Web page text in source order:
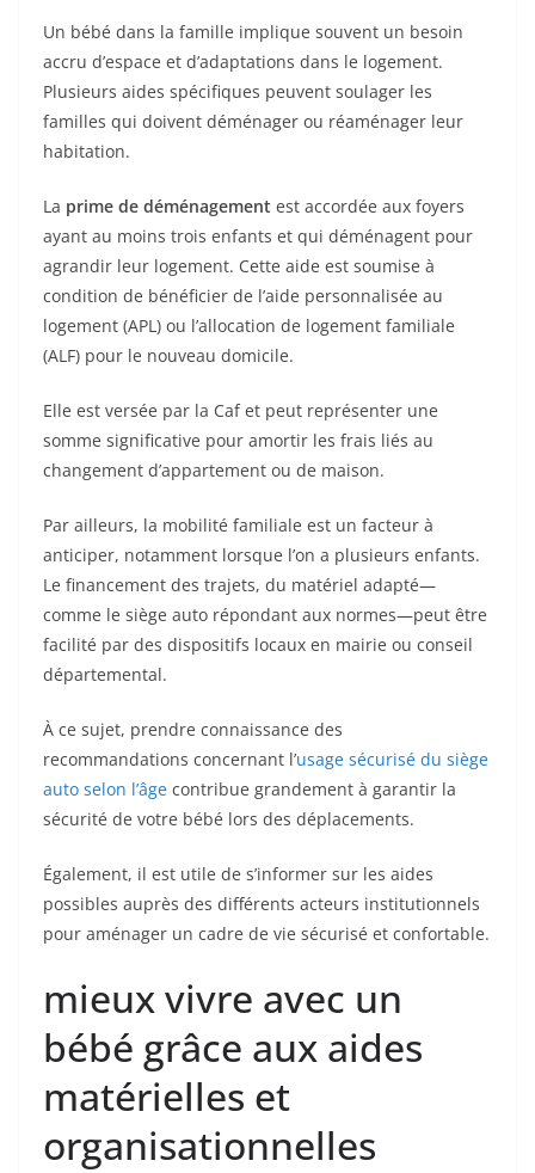
Un bébé dans la famille implique souvent un besoin
accru d’espace et d’adaptations dans le logement.
Plusieurs aides spécifiques peuvent soulager les
familles qui doivent déménager ou réaménager leur
habitation.
La prime de déménagement est accordée aux foyers
ayant au moins trois enfants et qui déménagent pour
agrandir leur logement. Cette aide est soumise à
condition de bénéficier de l’aide personnalisée au
logement (APL) ou l’allocation de logement familiale
(ALF) pour le nouveau domicile.
Elle est versée par la Caf et peut représenter une
somme significative pour amortir les frais liés au
changement d’appartement ou de maison.
Par ailleurs, la mobilité familiale est un facteur à
anticiper, notamment lorsque l’on a plusieurs enfants.
Le financement des trajets, du matériel adapté—
comme le siège auto répondant aux normes—peut être
facilité par des dispositifs locaux en mairie ou conseil
départemental.
À ce sujet, prendre connaissance des
recommandations concernant l’usage sécurisé du siège
auto selon l’âge contribue grandement à garantir la
sécurité de votre bébé lors des déplacements.
Également, il est utile de s’informer sur les aides
possibles auprès des différents acteurs institutionnels
pour aménager un cadre de vie sécurisé et confortable.
mieux vivre avec un
bébé grâce aux aides
matérielles et
organisationnelles